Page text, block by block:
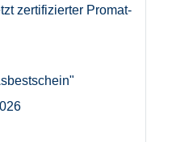
zertifizierter Promat-